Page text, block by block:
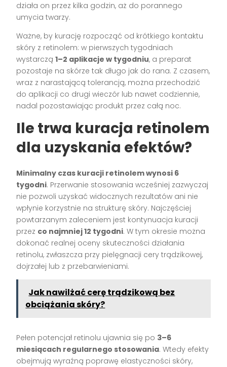
działa on przez kilka godzin, aż do porannego
umycia twarzy.
Ważne, by kurację rozpocząć od krótkiego kontaktu
skóry z retinolem: w pierwszych tygodniach
wystarczą1–2 aplikacje w tygodniu, a preparat
pozostaje na skórze tak długo jak do rana. Z czasem,
wraz z narastającą tolerancją, można przechodzić
do aplikacji co drugi wieczór lub nawet codziennie,
nadal pozostawiając produkt przez całą noc.
Ile trwa kuracja retinolem
dla uzyskania efektów?
Minimalny czas kuracji retinolem wynosi 6
tygodni. Przerwanie stosowania wcześniej zazwyczaj
nie pozwoli uzyskać widocznych rezultatów ani nie
wpłynie korzystnie na strukturę skóry. Najczęściej
powtarzanym zaleceniem jest kontynuacja kuracji
przez co najmniej 12 tygodni. W tym okresie można
dokonać realnej oceny skuteczności działania
retinolu, zwłaszcza przy pielęgnacji cery trądzikowej,
dojrzałej lub z przebarwieniami.
Jak nawilżać cerę trądzikową bez
obciążania skóry?
Pełen potencjał retinolu ujawnia się po 3–6
miesiącach regularnego stosowania. Wtedy efekty
obejmują wyraźną poprawę elastyczności skóry,